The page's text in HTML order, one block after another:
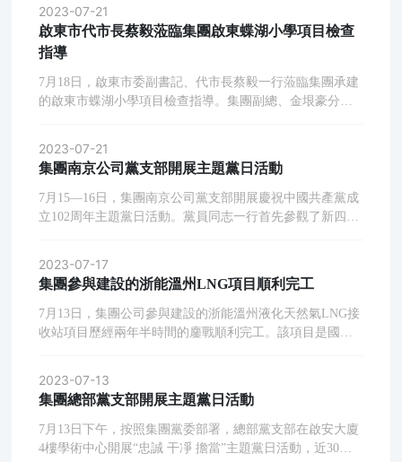
2023-07-21
啟東市代市長蔡毅蒞臨集團啟東蝶湖小學項目檢查
指導
7月18日，啟東市委副書記、代市長蔡毅一行蒞臨集團承建
的啟東市蝶湖小學項目檢查指導。集團副總、金垠豪分公
急管理、現場質量管理、綠色文明施工、夏季高溫施工作
業安全措施、農民工夏季防暑用品等方面工作。蔡市長對
工程建設情況給予充分肯定，要求項目部倒排工期、搶抓
進度，同時確保工程的質量和安全，努力為家鄉人民打造
2023-07-21
集團南京公司黨支部開展主題黨日活動
7月15—16日，集團南京公司黨支部開展慶祝中國共產黨成
立102周年主題黨日活動。黨員同志一行首先參觀了新四軍
黨的偉大。根據集團黨委要求，活動安排觀看黨委書記殷
煒東同志的視頻講話和國防大學金一南教授所作的“忠誠?
干凈? 擔當”專題講座視頻。大家紛紛表示：要忠于崗位、
忠于啟安，以身作則、干凈做事，為集團公司勇克時艱、
2023-07-17
集團參與建設的浙能溫州LNG項目順利完工
7月13日，集團公司參與建設的浙能溫州液化天然氣LNG接
收站項目歷經兩年半時間的鏖戰順利完工。該項目是國家
座20萬立方米LNG儲罐、1座15萬噸級LNG專用碼頭以及輸
氣管線和其他相應配套設施等。集團利盟多分公司負責其2
座20萬立方LNG儲罐暨3#、4#LNG儲罐內罐制安的內罐制
安施工。項目部通過科學謀劃、積極協調、搶抓關鍵、技
2023-07-13
集團總部黨支部開展主題黨日活動
7月13日下午，按照集團黨委部署，總部黨支部在啟安大廈
4樓學術中心開展“忠誠 干凈 擔當”主題黨日活動，近30名